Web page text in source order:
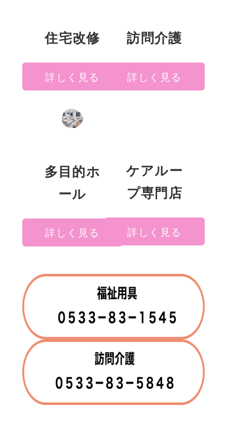
住宅改修
詳しく見る
訪問介護
詳しく見る
多目的ホ
ール
詳しく見る
ケアルー
プ専門店
詳しく見る